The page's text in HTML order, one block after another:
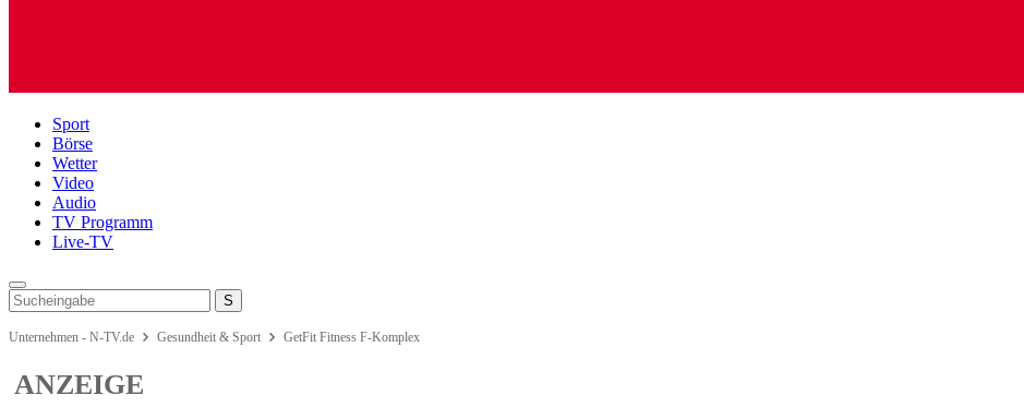
Sport
Börse
Wetter
Video
Audio
TV Programm
Live-TV
Unternehmen - N-TV.de Gesundheit & Sport GetFit Fitness F-Komplex
ANZEIGE